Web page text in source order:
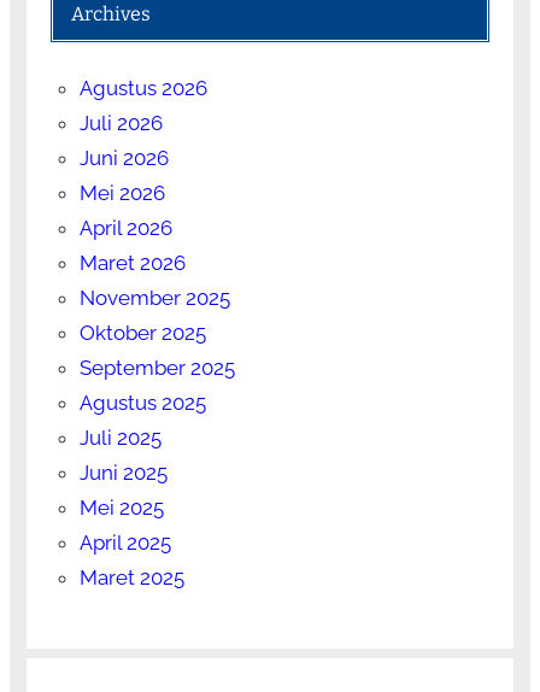
Archives
Agustus 2026
Juli 2026
Juni 2026
Mei 2026
April 2026
Maret 2026
November 2025
Oktober 2025
September 2025
Agustus 2025
Juli 2025
Juni 2025
Mei 2025
April 2025
Maret 2025